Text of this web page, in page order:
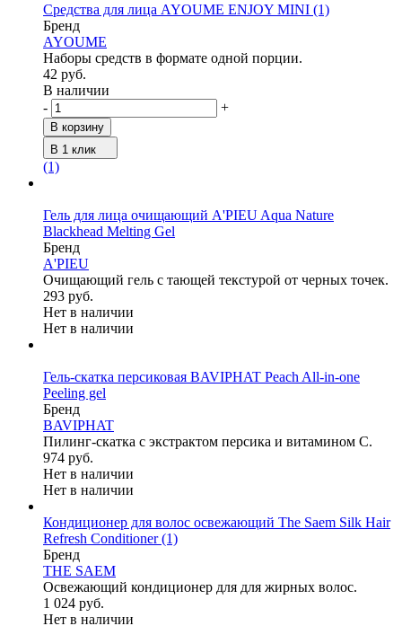
Средства для лица AYOUME ENJOY MINI (1)
Бренд
AYOUME
Наборы средств в формате одной порции.
42 руб.
В наличии
-
+
В корзину
В 1 клик
(1)
Гель для лица очищающий A'PIEU Aqua Nature
Blackhead Melting Gel
Бренд
A'PIEU
Очищающий гель с тающей текстурой от черных точек.
293 руб.
Нет в наличии
Нет в наличии
Гель-скатка персиковая BAVIPHAT Peach All-in-one
Peeling gel
Бренд
BAVIPHAT
Пилинг-скатка с экстрактом персика и витамином С.
974 руб.
Нет в наличии
Нет в наличии
Кондиционер для волос освежающий The Saem Silk Hair
Refresh Conditioner(1)
Бренд
THE SAEM
Освежающий кондиционер для для жирных волос.
1 024 руб.
Нет в наличии